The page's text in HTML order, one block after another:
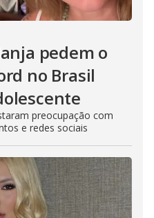
pedem o
no Brasil
preocupação com
e redes sociais